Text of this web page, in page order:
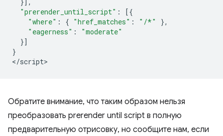
"prerender_until_script" :
[{
"where" : { "href_matches" : "/*"
},
"eagerness" :
"moderate"
}]
}
</script
Обратите внимание, что таким образом нельзя
преобразовать prerender until script в полную
предварительную отрисовку, но сообщите нам, если